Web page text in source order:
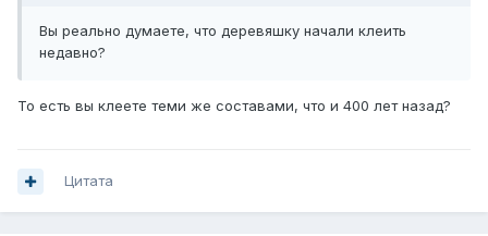
Вы реально думаете, что деревяшку начали клеить
недавно?
То есть вы клеете теми же составами, что и 400 лет назад?
Цитата